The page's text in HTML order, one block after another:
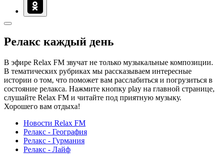
Релакс каждый день
В эфире Relax FM звучат не только музыкальные композиции.
В тематических рубриках мы рассказываем интересные
истории о том, что поможет вам расслабиться и погрузиться в
состояние релакса. Нажмите кнопку play на главной странице,
слушайте Relax FM и читайте под приятную музыку.
Хорошего вам отдыха!
Новости Relax FM
Релакс - География
Релакс - Гурмания
Релакс - Лайф